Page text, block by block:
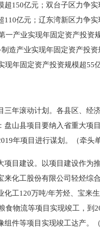
超150亿元；双台子区力争
110亿元；辽东湾新区力争
一产业实现年固定资产投
造产业实现年固定资产投
现年固定资产投资规模超55
滚动计划。各县区、经济
盘山县项目要纳入省重大项
年项目进行谋划。（牵
建设。以项目建设作为推
来化工股份有限公司轻烃综
化工120万吨/年芳烃、宝来
食物流等项目实现竣工，
组件等项目实现竣工达产。